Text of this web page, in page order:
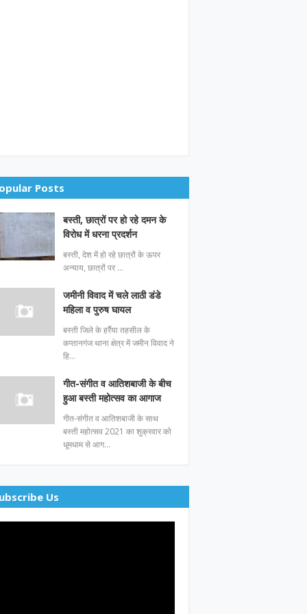
Posts
बस्ती, छात्रों पर हो रहे दमन के
विरोध में धरना प्रदर्शन
बस्ती, देश में हो रहे छात्रों के ऊपर
अन्याय, छात्रों पर …
जमीनी विवाद में चले लाठी डंडे
महिला व पुरुष घायल
बस्ती जिले के हर्रैया तहसील के
कप्तानगंज थाना क्षेत्र में जमीन विवाद ने
हि…
गीत-संगीत व आतिशबाजी के बीच
हुआ बस्ती महोत्सव का आगाज
गीत-संगीत व आतिशबाजी के साथ
बस्ती महोत्सव 2021 का शुक्रवार को
धूमधाम से आग…
Us